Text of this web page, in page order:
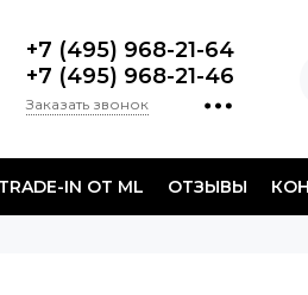
+7 (495) 968-21-64
+7 (495) 968-21-46
Заказать звонок
TRADE-IN ОТ ML ОТЗЫВЫ